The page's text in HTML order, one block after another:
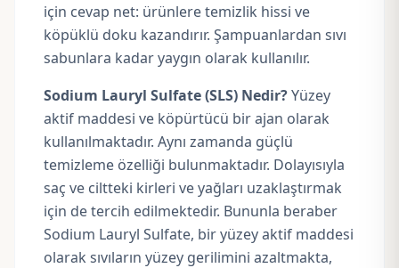
için cevap net: ürünlere temizlik hissi ve
köpüklü doku kazandırır. Şampuanlardan sıvı
sabunlara kadar yaygın olarak kullanılır.
Sodium Lauryl Sulfate (SLS) Nedir?Yüzey
aktif maddesi ve köpürtücü bir ajan olarak
kullanılmaktadır. Aynı zamanda güçlü
temizleme özelliği bulunmaktadır. Dolayısıyla
saç ve ciltteki kirleri ve yağları uzaklaştırmak
için de tercih edilmektedir. Bununla beraber
Sodium Lauryl Sulfate, bir yüzey aktif maddesi
olarak sıvıların yüzey gerilimini azaltmakta,